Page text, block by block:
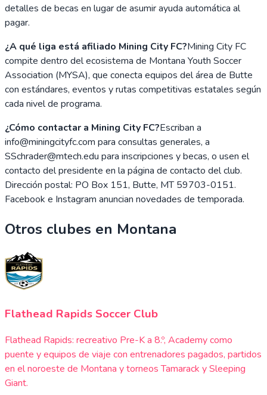
detalles de becas en lugar de asumir ayuda automática al
pagar.
¿A qué liga está afiliado Mining City FC?Mining City FC
compite dentro del ecosistema de Montana Youth Soccer
Association (MYSA), que conecta equipos del área de Butte
con estándares, eventos y rutas competitivas estatales según
cada nivel de programa.
¿Cómo contactar a Mining City FC?Escriban a
info@miningcityfc.com para consultas generales, a
SSchrader@mtech.edu para inscripciones y becas, o usen el
contacto del presidente en la página de contacto del club.
Dirección postal: PO Box 151, Butte, MT 59703-0151.
Facebook e Instagram anuncian novedades de temporada.
Otros clubes en Montana
Flathead Rapids Soccer Club
Flathead Rapids: recreativo Pre-K a 8.º, Academy como
puente y equipos de viaje con entrenadores pagados, partidos
en el noroeste de Montana y torneos Tamarack y Sleeping
Giant.